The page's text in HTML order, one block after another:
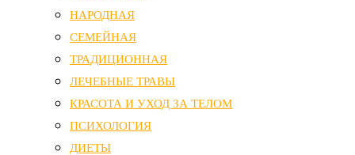
НАРОДНАЯ
СЕМЕЙНАЯ
ТРАДИЦИОННАЯ
ЛЕЧЕБНЫЕ ТРАВЫ
КРАСОТА И УХОД ЗА ТЕЛОМ
ПСИХОЛОГИЯ
ДИЕТЫ